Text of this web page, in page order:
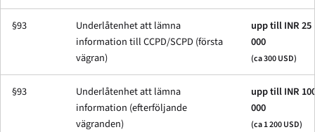
§93
Underlåtenhet att lämna
information till CCPD/SCPD (första
vägran)
upp till INR 25
000
(ca 300 USD)
§93
Underlåtenhet att lämna
information (efterföljande
vägranden)
upp till INR
000
(ca 1 200 USD)